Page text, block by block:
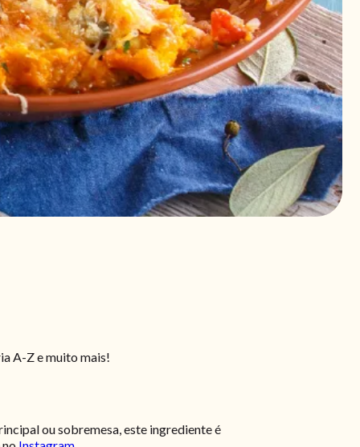
A-Z e muito mais!
ou sobremesa, este ingrediente é